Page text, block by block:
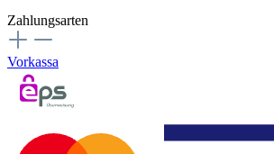
Zahlungsarten
Vorkassa